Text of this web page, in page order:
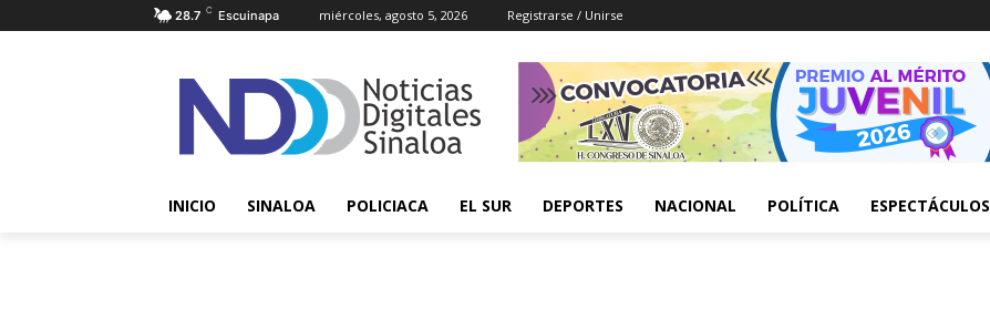
28.7 C Escuinapa miércoles, agosto 5, 2026 Registrarse / Unirse
INICIO SINALOA POLICIACA EL SUR DEPORTES NACIONAL POLÍTICA ESPECTÁCULOS